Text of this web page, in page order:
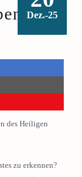
Dez.-25
des
des Heiligen
zu erkennen?